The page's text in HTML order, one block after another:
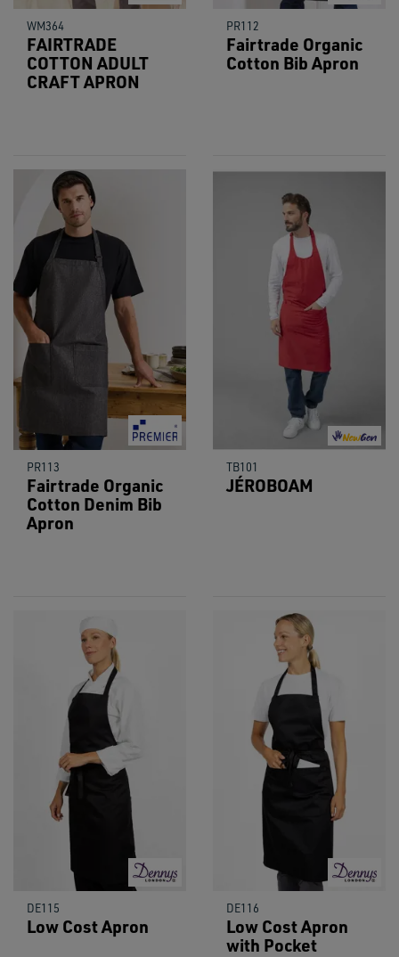
WM364
FAIRTRADE
COTTON ADULT
CRAFT APRON
PR112
Fairtrade Organic
Cotton Bib Apron
PR113
Fairtrade Organic
Cotton Denim Bib
Apron
TB101
JÉROBOAM
DE115
Low Cost Apron
DE116
Low Cost Apron
with Pocket